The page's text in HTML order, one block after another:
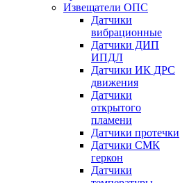
Извещатели ОПС
Датчики
вибрационные
Датчики ДИП
ИПДЛ
Датчики ИК ДРС
движения
Датчики
открытого
пламени
Датчики протечки
Датчики СМК
геркон
Датчики